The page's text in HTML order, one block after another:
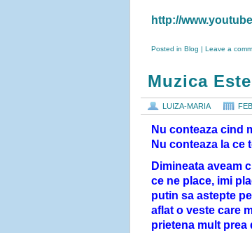
http://
Posted in Blog | Leave a
Muzica
LUIZA-MARIA
Nu conteaza cind
Nu conteaza la ce
Dimineata aveam
ce ne place, imi
putin sa astepte
aflat o veste care
prietena mult prea